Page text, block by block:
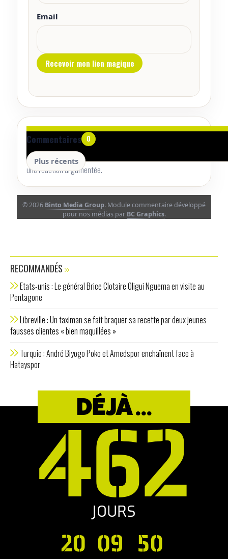
Email
Commentaires 0
Plus récents
Aucun commentaire pour le moment.
Lancez la conversation avec un retour utile, une précision ou
une réaction argumentée.
© 2026 Binto Media Group. Module commentaire développé
pour nos médias par BC Graphics.
RECOMMANDÉS
Etats-unis : Le général Brice Clotaire Oligui Nguema en visite au
Pentagone
Libreville : Un taximan se fait braquer sa recette par deux jeunes
fausses clientes « bien maquillées »
Turquie : André Biyogo Poko et Amedspor enchaînent face à
Hatayspor
DÉJÀ ...
462
JOURS
20 09 51